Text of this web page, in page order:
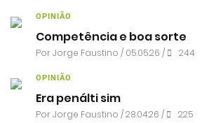
OPINIÃO
Competência e boa sorte
PorJorge Faustino / 05.05.26 / 244
OPINIÃO
Era penálti sim
PorJorge Faustino / 28.04.26 / 225